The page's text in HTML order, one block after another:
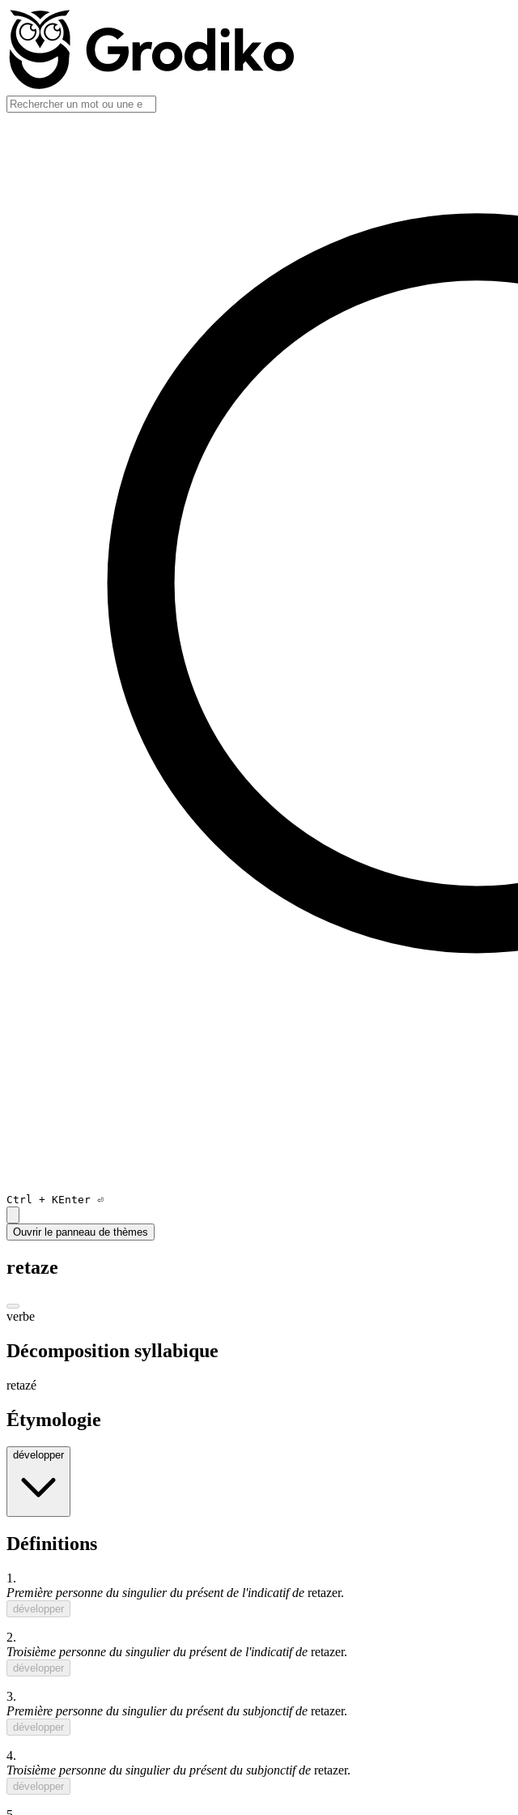
Ctrl + KEnter ⏎
Ouvrir le panneau de thèmes
retaze
verbe
Décomposition syllabique
retazé
Étymologie
développer
Définitions
1.
Première personne du singulier du présent de l'indicatif de retazer.
développer
2.
Troisième personne du singulier du présent de l'indicatif de retazer.
développer
3.
Première personne du singulier du présent du subjonctif de retazer.
développer
4.
Troisième personne du singulier du présent du subjonctif de retazer.
développer